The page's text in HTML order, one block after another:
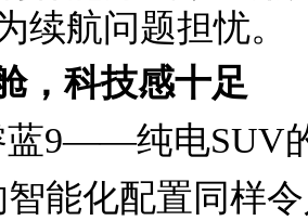
续航问题担忧。
，科技感十足
智能化配置同样